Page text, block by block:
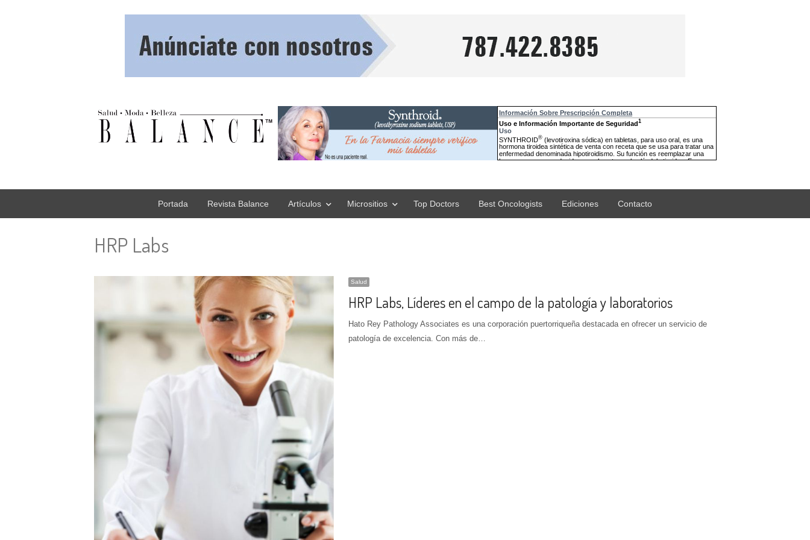
Portada Revista Balance Artículos Micrositios Top Doctors Best Oncologists Ediciones Contacto
HRP Labs
Salud
HRP Labs, Líderes en el campo de la patología y laboratorios
Hato Rey Pathology Associates es una corporación puertorriqueña destacada en ofrecer un servicio de
patología de excelencia. Con más de…